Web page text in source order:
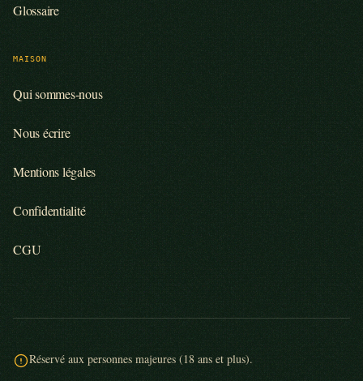
Glossaire
MAISON
Qui sommes-nous
Nous écrire
Mentions légales
Confidentialité
CGU
Réservé aux personnes majeures (18 ans et plus).